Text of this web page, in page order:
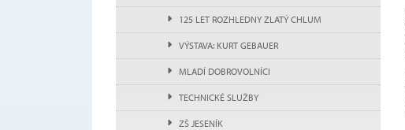
125 LET ROZHLEDNY ZLATÝ CHLUM
VÝSTAVA: KURT GEBAUER
MLADÍ DOBROVOLNÍCI
TECHNICKÉ SLUŽBY
ZŠ JESENÍK